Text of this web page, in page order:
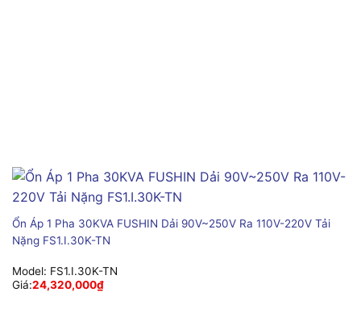
Ổn Áp 1 Pha 30KVA FUSHIN Dải 90V~250V Ra 110V-220V Tải
Nặng FS1.I.30K-TN
Model: FS1.I.30K-TN
Giá:24,320,000₫